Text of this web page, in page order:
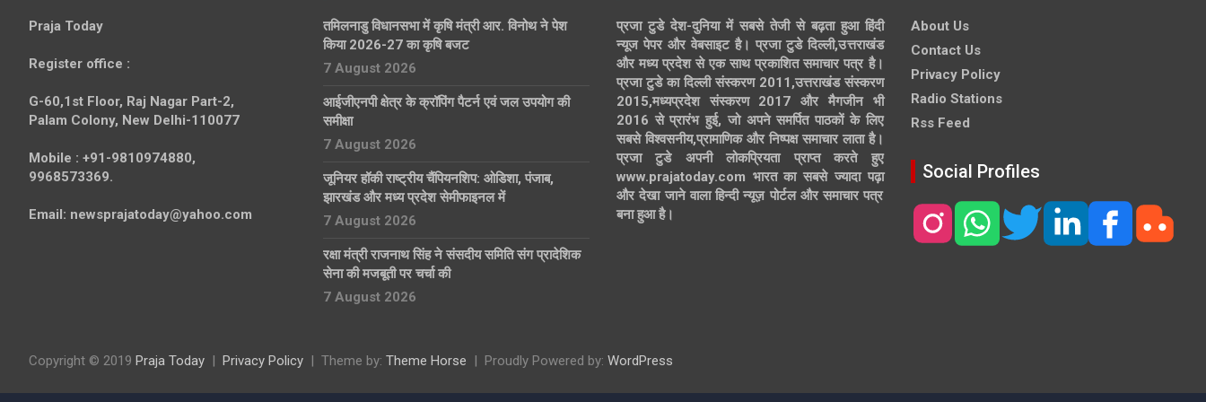
Praja Today
Register office :
G-60,1st Floor, Raj Nagar Part-2,
Palam Colony, New Delhi-110077
Mobile : +91-9810974880,
9968573369.
Email: newsprajatoday@yahoo.com
तमिलनाडु विधानसभा में कृषि मंत्री आर. विनोथ ने पेश
किया 2026-27 का कृषि बजट
7 August 2026
आईजीएनपी क्षेत्र के क्रॉपिंग पैटर्न एवं जल उपयोग की
समीक्षा
7 August 2026
जूनियर हॉकी राष्ट्रीय चैंपियनशिप: ओडिशा, पंजाब,
झारखंड और मध्य प्रदेश सेमीफाइनल में
7 August 2026
रक्षा मंत्री राजनाथ सिंह ने संसदीय समिति संग प्रादेशिक
सेना की मजबूती पर चर्चा की
7 August 2026
प्रजा टुडे देश-दुनिया में सबसे तेजी से बढ़ता हुआ हिंदी
न्यूज पेपर और वेबसाइट है। प्रजा टुडे दिल्ली,उत्तराखंड
और मध्य प्रदेश से एक साथ प्रकाशित समाचार पत्र है।
प्रजा टुडे का दिल्ली संस्करण 2011,उत्तराखंड संस्करण
2015,मध्यप्रदेश संस्करण 2017 और मैगजीन भी
2016 से प्रारंभ हुई, जो अपने समर्पित पाठकों के लिए
सबसे विश्वसनीय,प्रामाणिक और निष्पक्ष समाचार लाता है।
प्रजा टुडे अपनी लोकप्रियता प्राप्त करते हुए
www.prajatoday.com भारत का सबसे ज्यादा पढ़ा
और देखा जाने वाला हिन्दी न्यूज़ पोर्टल और समाचार पत्र
बना हुआ है।
About Us
Contact Us
Privacy Policy
Radio Stations
Rss Feed
Social Profiles
Copyright © 2019 Praja Today Privacy Policy Theme by: Theme Horse Proudly Powered by: WordPress